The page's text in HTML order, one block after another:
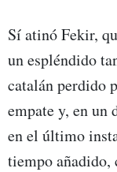
Sí atinó Fekir,
un espléndido
catalán perdido
empate y, en un
en el último
tiempo añadido,